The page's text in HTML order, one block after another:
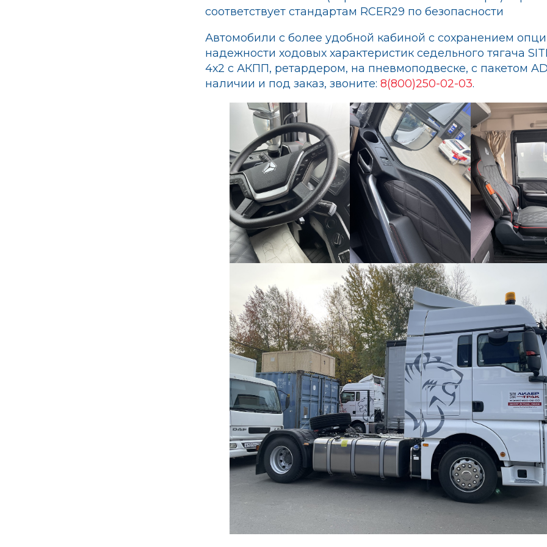
соответствует стандартам RCER29 по безопасности
Автомобили с более удобной кабиной с сохранением
надежности ходовых характеристик седельного тягача
4х2 с АКПП, ретардером, на пневмоподвеске, с пакетом
наличии и под заказ, звоните: 8(800)250-02-03.